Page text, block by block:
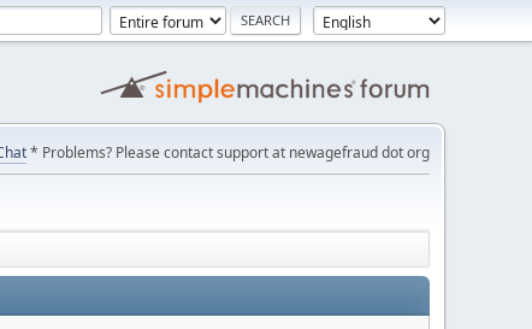
* Problems? Please contact support at newagefraud dot org